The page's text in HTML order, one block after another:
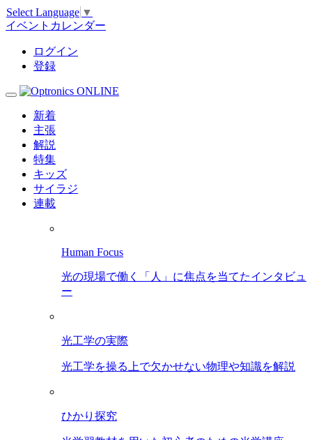
Select Language ▼
イベントカレンダー
ログイン
登録
新着
主張
解説
特集
キッズ
サイラジ
連載
Human Focus
光の現場で働く「人」に焦点を当てたインタビュ
ー
光工学の実際
光工学を操る上で欠かせない物理や知識を解説
ひかり探究